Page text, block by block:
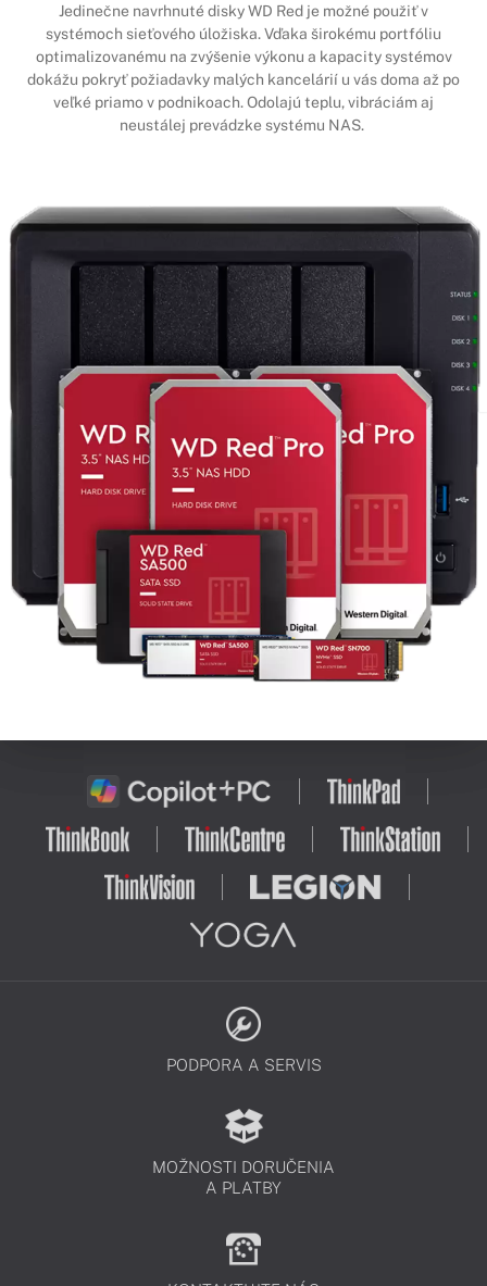
Jedinečne navrhnuté disky WD Red je možné použiť v
systémoch sieťového úložiska. Vďaka širokému portfóliu
optimalizovanému na zvýšenie výkonu a kapacity systémov
dokážu pokryť požiadavky malých kancelárií u vás doma až po
veľké priamo v podnikoach. Odolajú teplu, vibráciám aj
neustálej prevádzke systému NAS.
PODPORA A SERVIS
MOŽNOSTI DORUČENIA
A PLATBY